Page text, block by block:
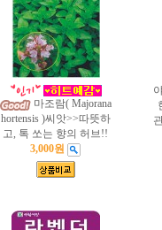
마조람( Majorana
hortensis )씨앗>>따뜻하
고, 톡 쏘는 향의 허브!!
3,000원